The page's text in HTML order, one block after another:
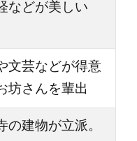
などが美しい
文芸などが得意
坊さんを輩出
の建物が立派。